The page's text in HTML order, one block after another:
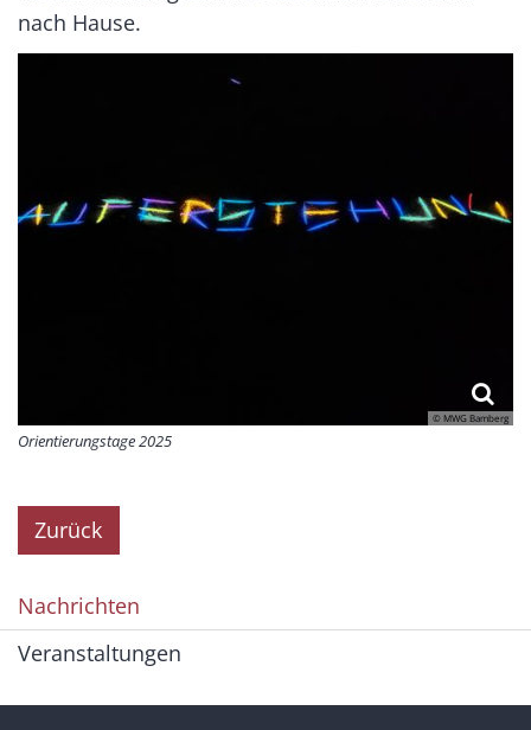
nach Hause.
© MWG Bamberg
Orientierungstage 2025
Zurück
Nachrichten
Veranstaltungen